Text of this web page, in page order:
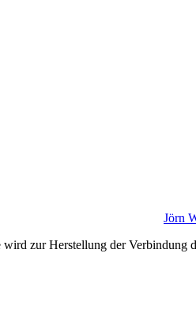
Jörn
zur Herstellung der Verbindung